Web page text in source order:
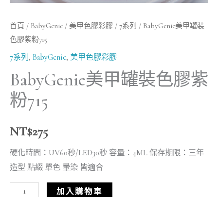
首頁 / BabyGenie / 美甲色膠彩膠 / 7系列 / BabyGenie美甲罐裝
色膠紫粉715
7系列, BabyGenie, 美甲色膠彩膠
BabyGenie美甲罐裝色膠紫
粉715
NT$275
硬化時間：UV60秒/LED30秒 容量：4ML 保存期限：三年
造型 點綴 單色 暈染 皆適合
加入購物車